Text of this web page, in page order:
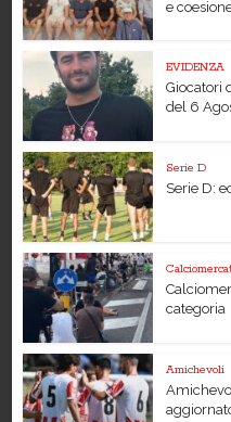
e
EVIDENZA
Giocatori
del 6
Serie D
Serie D:
categoria
Amichevoli